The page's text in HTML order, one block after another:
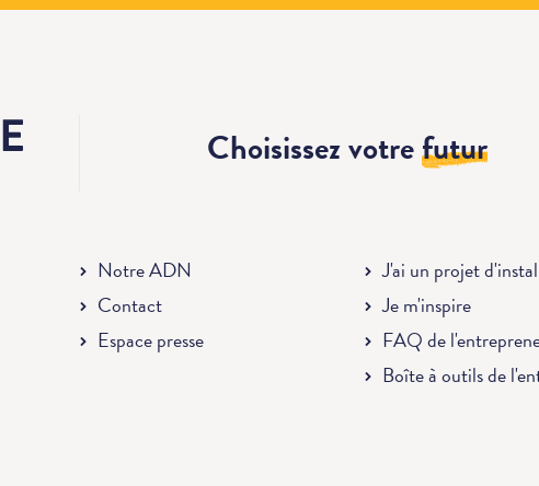
Choisissez votrefutur
Notre ADN
Contact
Espace presse
J'ai un projet
Je m'inspire
FAQ de
Boîte à outils de